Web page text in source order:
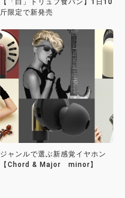
斤限定で新発売
ジャンルで選ぶ新感覚イヤホン
【Chord & Major minor】